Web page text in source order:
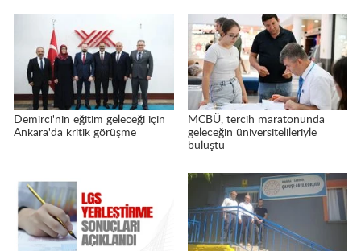
Demirci'nin eğitim geleceği için
Ankara'da kritik görüşme
MCBÜ, tercih maratonunda
geleceğin üniversitelileriyle
buluştu